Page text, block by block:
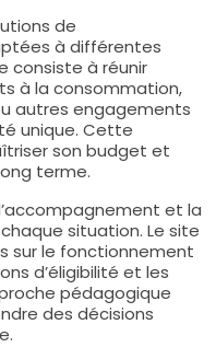
de
à différentes
consiste à réunir
à la consommation,
autres engagements
unique. Cette
son budget et
terme.
et la
situation. Le site
sur le fonctionnement
d’éligibilité et les
pédagogique
des décisions